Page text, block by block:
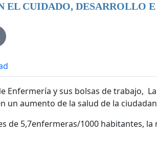
EL CUIDADO, DESARROLLO
Enfermería y sus bolsas de trabajo,
un aumento de la salud de la
de 5,7enfermeras/1000 habitantes, la